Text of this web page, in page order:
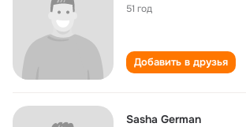
51 год
Добавить в друзья
Sasha German